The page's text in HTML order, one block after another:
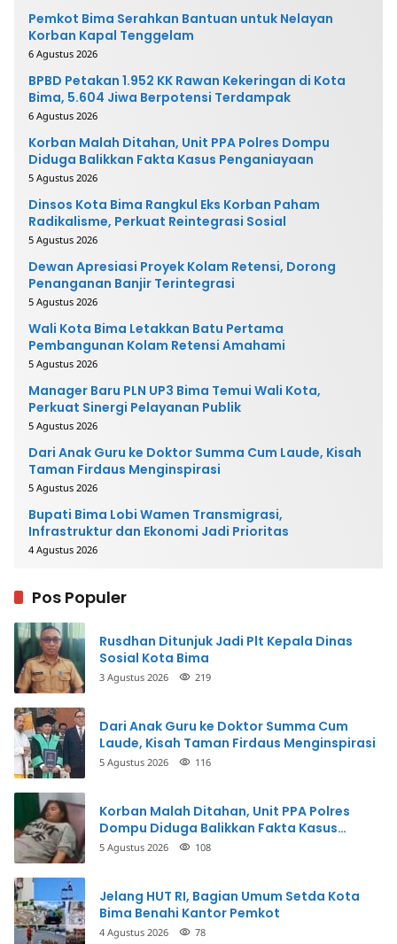
Pemkot Bima Serahkan Bantuan untuk Nelayan
Korban Kapal Tenggelam
6 Agustus 2026
BPBD Petakan 1.952 KK Rawan Kekeringan di Kota
Bima, 5.604 Jiwa Berpotensi Terdampak
6 Agustus 2026
Korban Malah Ditahan, Unit PPA Polres Dompu
Diduga Balikkan Fakta Kasus Penganiayaan
5 Agustus 2026
Dinsos Kota Bima Rangkul Eks Korban Paham
Radikalisme, Perkuat Reintegrasi Sosial
5 Agustus 2026
Dewan Apresiasi Proyek Kolam Retensi, Dorong
Penanganan Banjir Terintegrasi
5 Agustus 2026
Wali Kota Bima Letakkan Batu Pertama
Pembangunan Kolam Retensi Amahami
5 Agustus 2026
Manager Baru PLN UP3 Bima Temui Wali Kota,
Perkuat Sinergi Pelayanan Publik
5 Agustus 2026
Dari Anak Guru ke Doktor Summa Cum Laude, Kisah
Taman Firdaus Menginspirasi
5 Agustus 2026
Bupati Bima Lobi Wamen Transmigrasi,
Infrastruktur dan Ekonomi Jadi Prioritas
4 Agustus 2026
Pos Populer
Rusdhan Ditunjuk Jadi Plt Kepala Dinas
Sosial Kota Bima
3 Agustus 2026 219
Dari Anak Guru ke Doktor Summa Cum
Laude, Kisah Taman Firdaus Menginspirasi
5 Agustus 2026 116
Korban Malah Ditahan, Unit PPA Polres
Dompu Diduga Balikkan Fakta Kasus
Penganiayaan
5 Agustus 2026 108
Jelang HUT RI, Bagian Umum Setda Kota
Bima Benahi Kantor Pemkot
4 Agustus 2026 78